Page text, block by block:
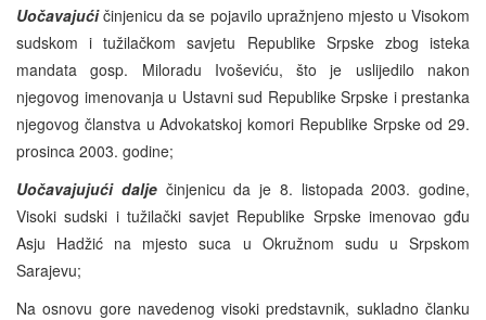
Uočavajućičinjenicu da se pojavilo upražnjeno mjesto u Visokom
sudskom i tužilačkom savjetu Republike Srpske zbog isteka
mandata gosp. Miloradu Ivoševiću, što je uslijedilo nakon
njegovog imenovanja u Ustavni sud Republike Srpske i prestanka
njegovog članstva u Advokatskoj komori Republike Srpske od 29.
prosinca 2003. godine;
Uočavajujući dalječinjenicu da je 8. listopada 2003. godine,
Visoki sudski i tužilački savjet Republike Srpske imenovao gđu
Asju Hadžić na mjesto suca u Okružnom sudu u Srpskom
Sarajevu;
Na osnovu gore navedenog visoki predstavnik, sukladno članku